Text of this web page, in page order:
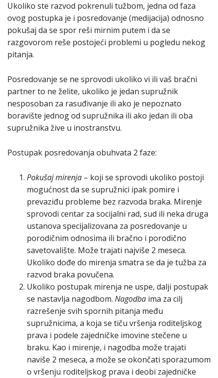
Ukoliko ste razvod pokrenuli tužbom, jedna od faza
ovog postupka je i posredovanje (medijacija) odnosno
pokušaj da se spor reši mirnim putem i da se
razgovorom reše postojeći problemi u pogledu nekog
pitanja.
Posredovanje se ne sprovodi ukoliko vi ili vaš bračni
partner to ne želite, ukoliko je jedan supružnik
nesposoban za rasuđivanje ili ako je nepoznato
boravište jednog od supružnika ili ako jedan ili oba
supružnika žive u inostranstvu.
Postupak posredovanja obuhvata 2 faze:
Pokušaj mirenja – koji se sprovodi ukoliko postoji
mogućnost da se supružnici ipak pomire i
prevaziđu probleme bez razvoda braka. Mirenje
sprovodi centar za socijalni rad, sud ili neka druga
ustanova specijalizovana za posredovanje u
porodičnim odnosima ili bračno i porodično
savetovalište. Može trajati najviše 2 meseca.
Ukoliko dođe do mirenja smatra se da je tužba za
razvod braka povučena.
Ukoliko postupak mirenja ne uspe, dalji postupak
se nastavlja nagodbom. Nagodba ima za cilj
razrešenje svih spornih pitanja među
supružnicima, a koja se tiču vršenja roditeljskog
prava i podele zajedničke imovine stečene u
braku. Kao i mirenje, i nagodba može trajati
naviše 2 meseca, a može se okončati sporazumom
o vršenju roditeljskog prava i deobi zajedničke